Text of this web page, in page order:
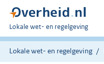
U
bent
hier:
Lokale wet- en regelgeving
Lokale wet- en regelgeving